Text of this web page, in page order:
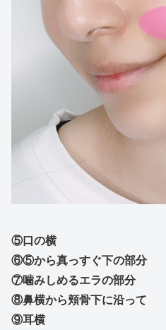
⑤口の横
⑥⑤から真っすぐ下の部分
⑦噛みしめるエラの部分
⑧鼻横から頬骨下に沿って
⑨耳横